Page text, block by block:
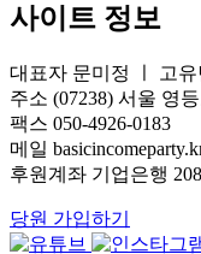
사이트 정보
대표자 문미정 ㅣ 고유
주소 (07238) 서울 영
팩스 050-4926-0183
메일
후원계좌 기업은행
당원 가입하기